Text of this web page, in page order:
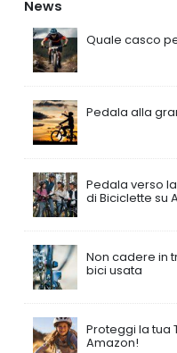
News
Quale casco
Pedala alla
Pedala verso
di Biciclette su
Non cadere in
bici usata
Proteggi la tua
Amazon!